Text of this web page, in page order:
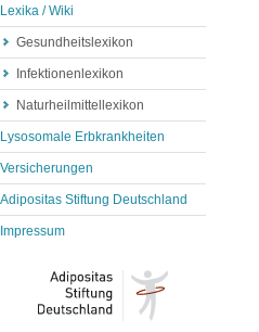
Lexika / Wiki
Gesundheitslexikon
Infektionenlexikon
Naturheilmittellexikon
Lysosomale Erbkrankheiten
Versicherungen
Adipositas Stiftung Deutschland
Impressum